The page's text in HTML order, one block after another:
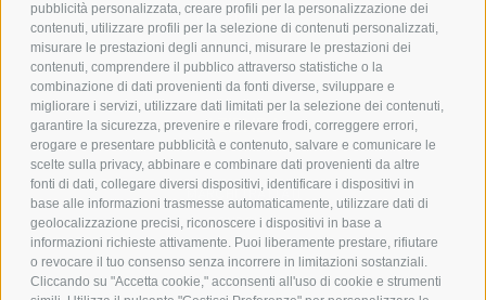
pubblicità personalizzata, creare profili per la personalizzazione dei
contenuti, utilizzare profili per la selezione di contenuti personalizzati,
misurare le prestazioni degli annunci, misurare le prestazioni dei
contenuti, comprendere il pubblico attraverso statistiche o la
combinazione di dati provenienti da fonti diverse, sviluppare e
migliorare i servizi, utilizzare dati limitati per la selezione dei contenuti,
garantire la sicurezza, prevenire e rilevare frodi, correggere errori,
erogare e presentare pubblicità e contenuto, salvare e comunicare le
scelte sulla privacy, abbinare e combinare dati provenienti da altre
fonti di dati, collegare diversi dispositivi, identificare i dispositivi in
base alle informazioni trasmesse automaticamente, utilizzare dati di
geolocalizzazione precisi, riconoscere i dispositivi in base a
informazioni richieste attivamente. Puoi liberamente prestare, rifiutare
o revocare il tuo consenso senza incorrere in limitazioni sostanziali.
Cliccando su "Accetta cookie," acconsenti all'uso di cookie e strumenti
COOKIE POLICY
PAGAMENTI SICURI
AZIENDA
CHI SIAMO
MARCHI TRATTATI
CONDOMINI